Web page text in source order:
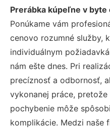
Prerábka kúpeľne v byte
Ponúkame vám
cenovo rozumné služby,
individuálnym
nám ešte dnes. Pri
precíznosť a odbornosť,
vykonanej práce,
pochybenie môže
komplikácie. Medzi naše